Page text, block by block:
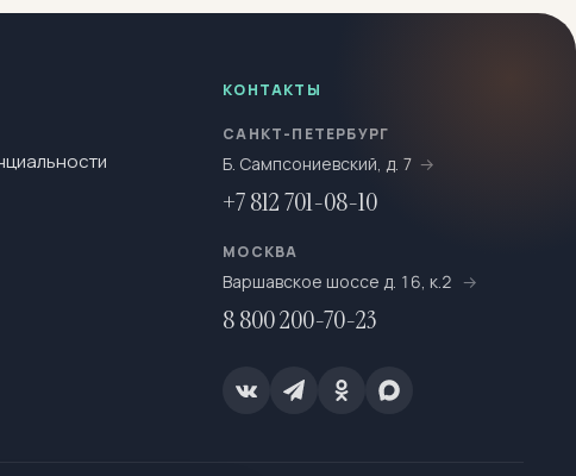
КОНТАКТЫ
САНКТ-ПЕТЕРБУРГ
Б. Сампсониевский, д. 7
+7 812 701-08-10
МОСКВА
Варшавское шоссе д. 16, к.2
8 800 200-70-23